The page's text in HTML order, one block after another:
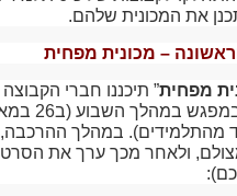
את המכונית שלהם.
– מכונית מפחית
מפחית” תיכננו חברי
התרחשה
מהתלמידים). במהלך ההרכבה,
ולאחר מכך ערך את